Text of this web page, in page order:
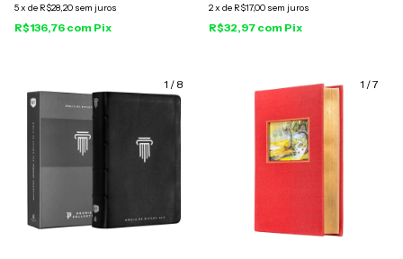
5x de R$28,20 sem juros
R$136,76 com Pix
2x de R$17,00 sem juros
R$32,97 com Pix
1 / 8 1 /7